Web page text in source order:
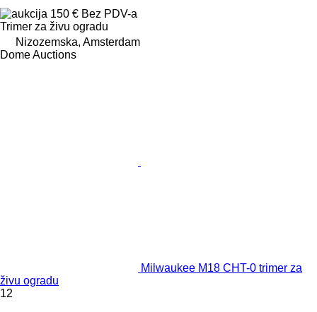
150 € Bez PDV-a
Trimer za živu ogradu
Nizozemska, Amsterdam
Dome Auctions
Milwaukee M18 CHT-0 trimer za
živu ogradu
12